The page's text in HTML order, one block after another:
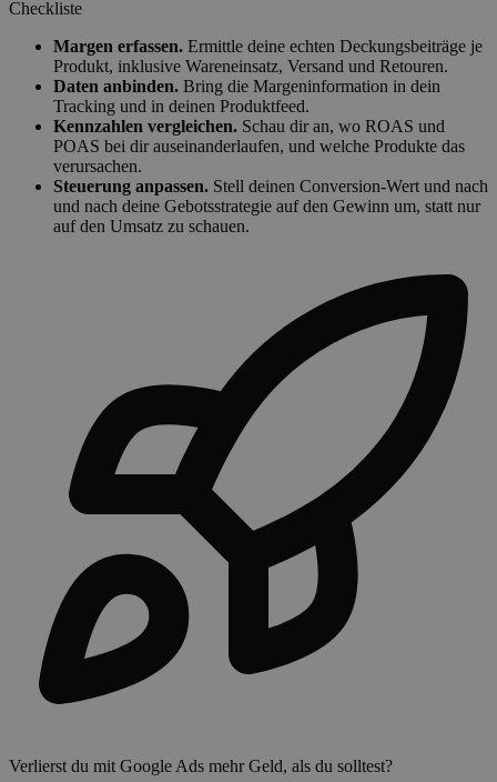
Checkliste
Margen erfassen. Ermittle deine echten Deckungsbeiträge je
Produkt, inklusive Wareneinsatz, Versand und Retouren.
Daten anbinden. Bring die Margeninformation in dein
Tracking und in deinen Produktfeed.
Kennzahlen vergleichen. Schau dir an, wo ROAS und
POAS bei dir auseinanderlaufen, und welche Produkte das
verursachen.
Steuerung anpassen. Stell deinen Conversion-Wert und nach
und nach deine Gebotsstrategie auf den Gewinn um, statt nur
auf den Umsatz zu schauen.
Verlierst du mit Google Ads mehr Geld, als du solltest?